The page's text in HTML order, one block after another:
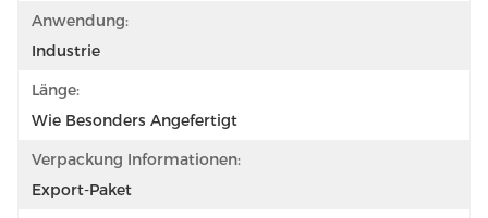
Anwendung:
Industrie
Länge:
Wie Besonders Angefertigt
Verpackung Informationen:
Export-Paket